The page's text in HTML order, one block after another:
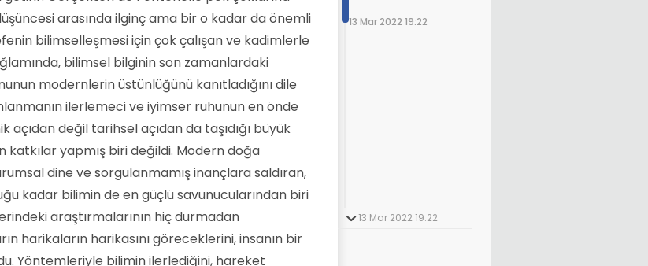
arasında ilginç ama bir o kadar da önemli
bilimselleşmesi için çok çalışan ve kadimlerle
bilimsel bilginin son zamanlardaki
modernlerin üstünlüğünü kanıtladığını dile
ilerlemeci ve iyimser ruhunun en önde
değil tarihsel açıdan da taşıdığı büyük
yapmış biri değildi. Modern doğa
dine ve sorgulanmamış inançlara saldıran,
kadar bilimin de en güçlü savunucularından biri
araştırmalarının hiç durmadan
harikaların harikasını göreceklerini, insanın bir
Yöntemleriyle bilimin ilerlediğini, hareket
13 Mar 2022 19:22
13 Mar 2022 19:22